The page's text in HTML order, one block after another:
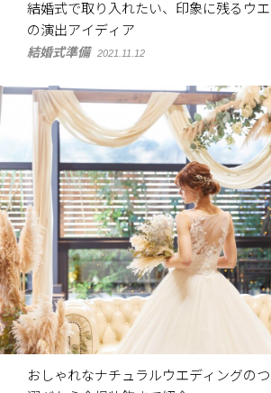
結婚式で取り入れたい、印象に残るウ
の演出アイディア
結婚式準備 2021.11.12
おしゃれなナチュラルウエディングの